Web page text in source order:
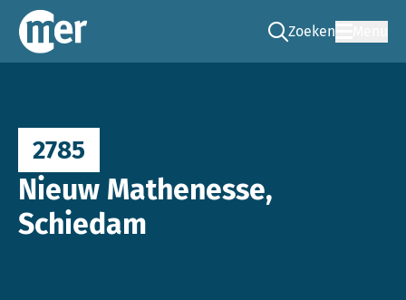
Commissie mer
Zoeken
Ga naar de zoek
2785
Nieuw Mathenesse,
Schiedam